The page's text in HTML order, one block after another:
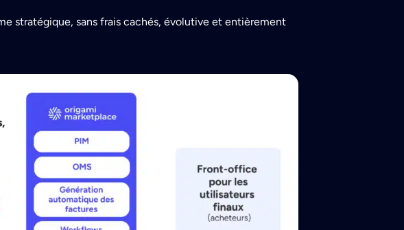
stratégique, sans frais cachés, évolutive et entièrement